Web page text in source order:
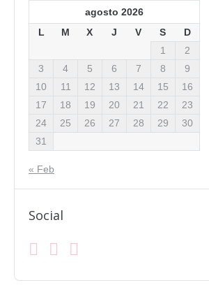
agosto 2026
L
M X J V S
D
1
2
3
4 5 6 7 8
9
10
11 12 13 14 15
16
17
18 19 20 21 22
23
24
25 26 27 28 29
30
31
« Feb
Social
Facebook
Instagram